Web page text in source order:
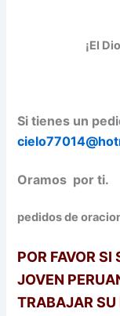
¡El
Si tienes un
Oramos por ti.
pedidos de
POR FAVOR SI
JOVEN
TRABAJAR SU